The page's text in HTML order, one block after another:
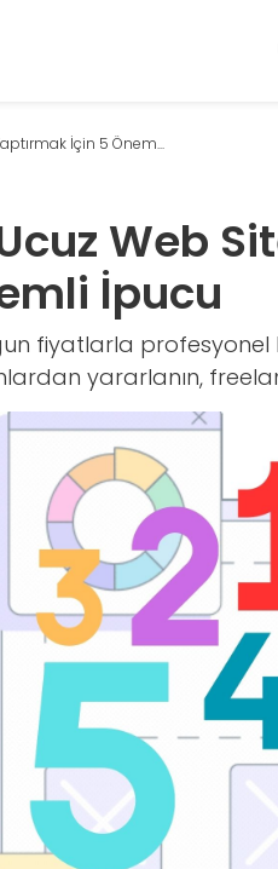
İçin 5 Önem...
Web
İpucu
fiyatlarla profesyonel
yararlanın,